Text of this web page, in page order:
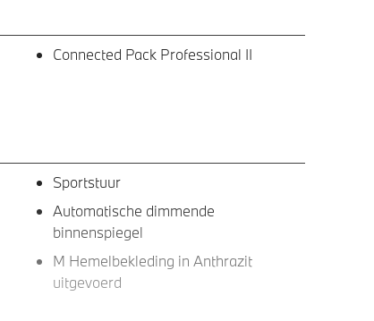
Connected Pack Professional II
Sportstuur
Automatische dimmende
binnenspiegel
M Hemelbekleding in Anthrazit
uitgevoerd